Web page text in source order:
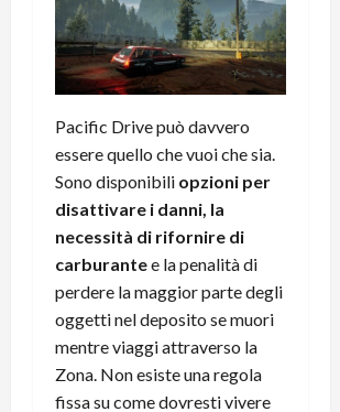
Pacific Drive può davvero
essere quello che vuoi che sia.
Sono disponibili opzioni per
disattivare i danni, la
necessità di rifornire di
carburantee la penalità di
perdere la maggior parte degli
oggetti nel deposito se muori
mentre viaggi attraverso la
Zona. Non esiste una regola
fissa su come dovresti vivere